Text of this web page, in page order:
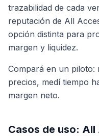
trazabilidad de cada
reputación de All
opción distinta para
margen y liquidez.
Compará en un piloto:
precios, medí tiempo
margen neto.
Casos de uso: